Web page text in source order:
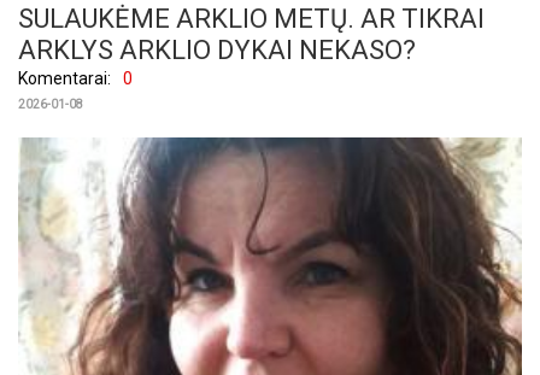
SULAUKĖME ARKLIO METŲ. AR TIKRAI
ARKLYS ARKLIO DYKAI NEKASO?
Komentarai: 0
2026-01-08